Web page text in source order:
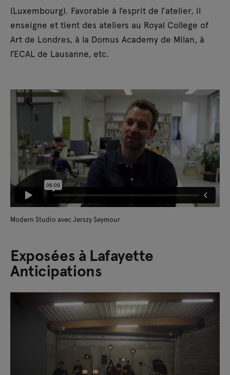
(Luxembourg). Favorable à l’esprit de l’atelier, il
enseigne et tient des ateliers au Royal College of
Art de Londres, à la Domus Academy de Milan, à
l’ECAL de Lausanne, etc.
Modern Studio avec Jerszy Seymour
Exposées à Lafayette
Anticipations